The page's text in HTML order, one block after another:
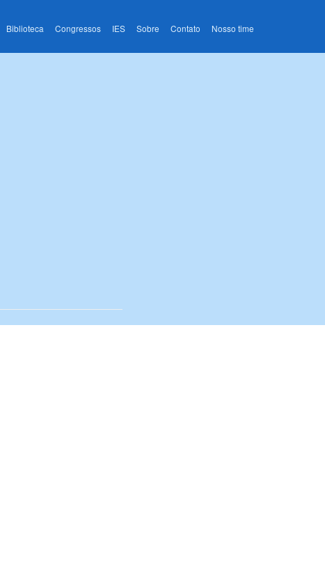
Biblioteca Congressos IES Sobre Contato Nosso time